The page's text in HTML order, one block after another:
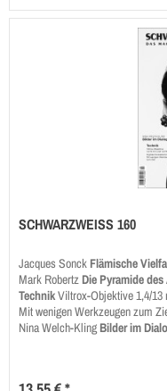
SCHWARZWEISS 160
Jacques Sonck Flämische
Mark Robertz Die Pyramide
TechnikViltrox-Objektive 1,4/13
Mit wenigen Werkzeugen zum
Nina Welch-Kling Bilder im